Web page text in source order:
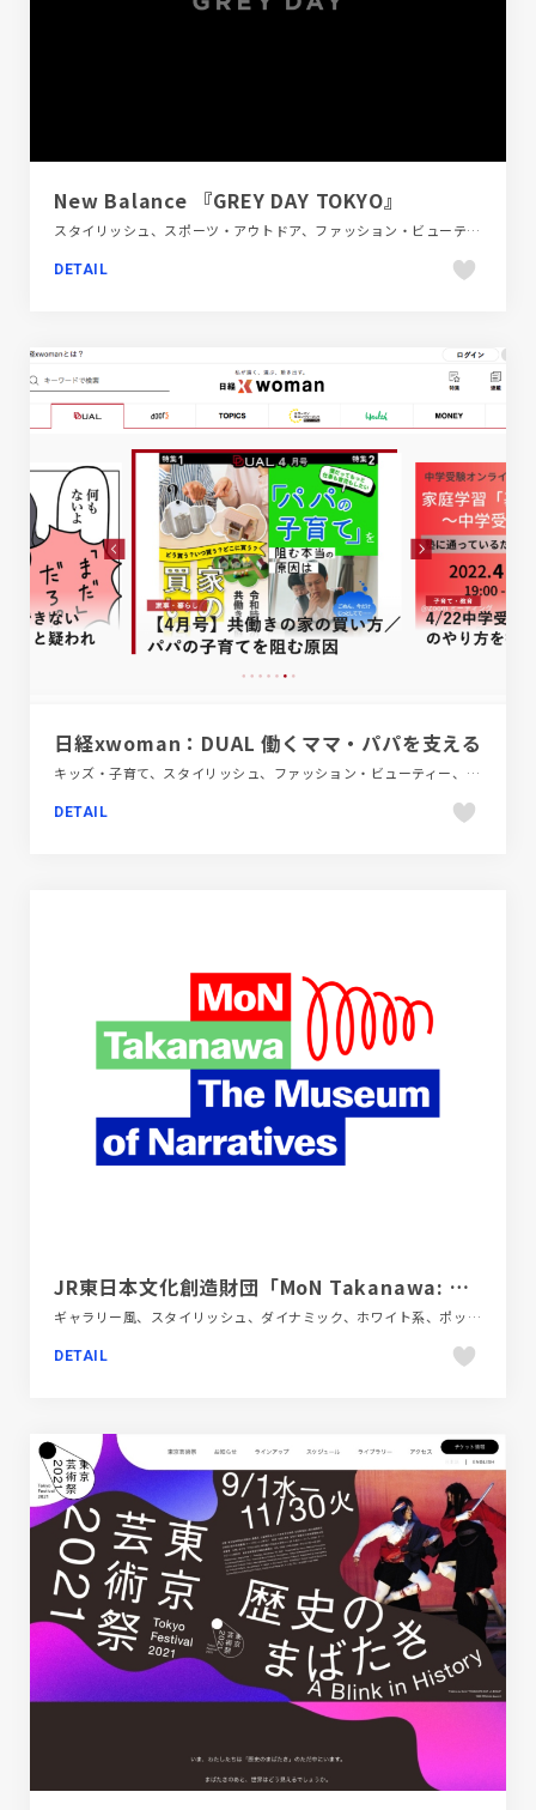
New Balance 『GREY DAY TOKYO』
スタイリッシュ、スポーツ・アウトドア、ファッション・ビューティー、ブラック系 、映像
DETAIL
日経xwoman：DUAL 働くママ・パパを支える
キッズ・子育て、スタイリッシュ、ファッション・ビューティー、ホワイト系、メディアサイト、レッド系、金融・法律・人材・専門職、飲料・食品
DETAIL
JR東日本文化創造財団「MoN Takanawa: The Museum of Narratives」先行公開｜制作事例｜RANA UNITED
ギャラリー風、スタイリッシュ、ダイナミック、ホワイト系、ポップ、レッド系、商業施設・レジャー、多言語対応、大きめ写真、施設・店舗サイト
DETAIL